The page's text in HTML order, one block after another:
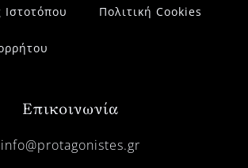
Πολιτική Cookies
Επικοινωνία
info@protagonistes.gr